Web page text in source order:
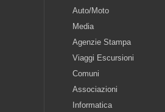
Auto/Moto
Media
Agenzie Stampa
Viaggi Escursioni
Comuni
Associazioni
Informatica